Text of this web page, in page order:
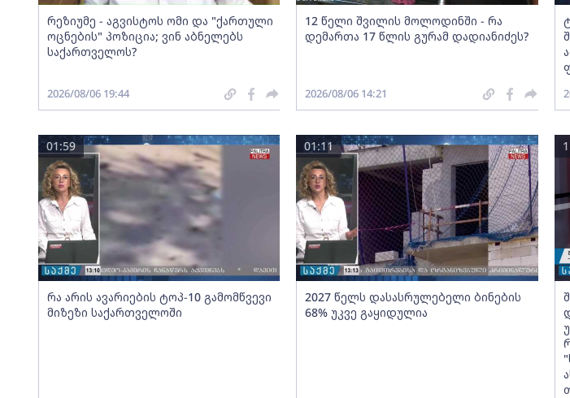
რეზიუმე - აგვისტოს ომი და "ქართული
ოცნების" პოზიცია; ვინ აბნელებს
საქართველოს?
2026/08/06 19:44
12 წელი შვილის მოლოდინში - რა
დემართა 17 წლის გურამ დადიანიძეს?
2026/08/06 14:21
რა არის ავარიების ტოპ-10 გამომწვევი
მიზეზი საქართველოში
01:59
2027 წელს დასასრულებელი ბინების
68% უკვე გაყიდულია
01:11